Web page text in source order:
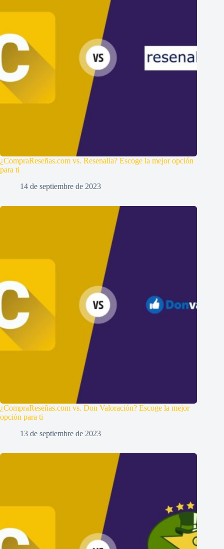
¿CompraReseñas.com vs. Resenalia? Escoge la mejor opción
para ti
14 de septiembre de 2023
¿CompraReseñas.com vs. Don Valoración? Escoge la mejor
opción para ti
13 de septiembre de 2023